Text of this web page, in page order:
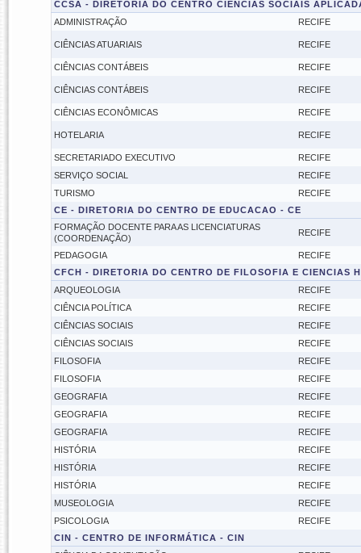
CCSA - DIRETORIA DO CENTRO CIENCIAS SOCIAIS
ADMINISTRAÇÃO
RECIFE
CIÊNCIAS ATUARIAIS RECIFE
CIÊNCIAS CONTÁBEIS RECIFE
CIÊNCIAS CONTÁBEIS RECIFE
CIÊNCIAS ECONÔMICAS RECIFE
HOTELARIA RECIFE
SECRETARIADO EXECUTIVO
RECIFE
SERVIÇO SOCIAL
RECIFE
TURISMO
RECIFE
CE - DIRETORIA DO CENTRO DE EDUCACAO - CE
FORMAÇÃO DOCENTE PARA AS LICENCIATURAS
(COORDENAÇÃO)
RECIFE
PEDAGOGIA
RECIFE
CFCH - DIRETORIA DO CENTRO DE FILOSOFIA E CIENCIAS
ARQUEOLOGIA
RECIFE
CIÊNCIA POLÍTICA
RECIFE
CIÊNCIAS SOCIAIS
RECIFE
CIÊNCIAS SOCIAIS
RECIFE
FILOSOFIA
RECIFE
FILOSOFIA
RECIFE
GEOGRAFIA
RECIFE
GEOGRAFIA
RECIFE
GEOGRAFIA
RECIFE
HISTÓRIA
RECIFE
HISTÓRIA
RECIFE
HISTÓRIA
RECIFE
MUSEOLOGIA
RECIFE
PSICOLOGIA
RECIFE
CIN - CENTRO DE INFORMÁTICA - CIN